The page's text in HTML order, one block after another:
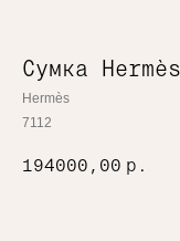
Сумка
Hermès
7112
194000,00 р.